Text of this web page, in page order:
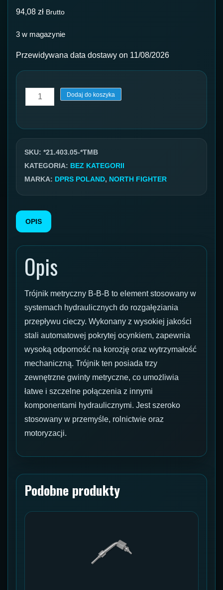
94,08 zł Brutto
3 w magazynie
Przewidywana data dostawy on 11/08/2026
ilość
Trójnik
21.403
Dodaj do koszyka
SKU: *21.403.05-*TMB
KATEGORIA: BEZ KATEGORII
MARKA: DPRS POLAND, NORTH FIGHTER
OPIS
Opis
Trójnik metryczny B-B-B to element stosowany w
systemach hydraulicznych do rozgałęziania
przepływu cieczy. Wykonany z wysokiej jakości
stali automatowej pokrytej ocynkiem, zapewnia
wysoką odporność na korozję oraz wytrzymałość
mechaniczną. Trójnik ten posiada trzy
zewnętrzne gwinty metryczne, co umożliwia
łatwe i szczelne połączenia z innymi
komponentami hydraulicznymi. Jest szeroko
stosowany w przemyśle, rolnictwie oraz
motoryzacji.
Podobne produkty